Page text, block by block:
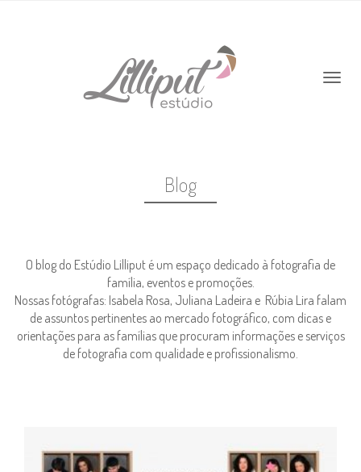
Blog
O blog do Estúdio Lilliput é um espaço dedicado à fotografia de
família, eventos e promoções.
Nossas fotógrafas: Isabela Rosa, Juliana Ladeira e Rúbia Lira falam
de assuntos pertinentes ao mercado fotográfico, com dicas e
orientações para as famílias que procuram informações e serviços
de fotografia com qualidade e profissionalismo.